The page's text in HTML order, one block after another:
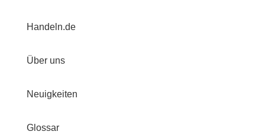
Handeln.de
Über uns
Neuigkeiten
Glossar